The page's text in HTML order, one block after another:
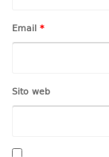
Email *
Sito web